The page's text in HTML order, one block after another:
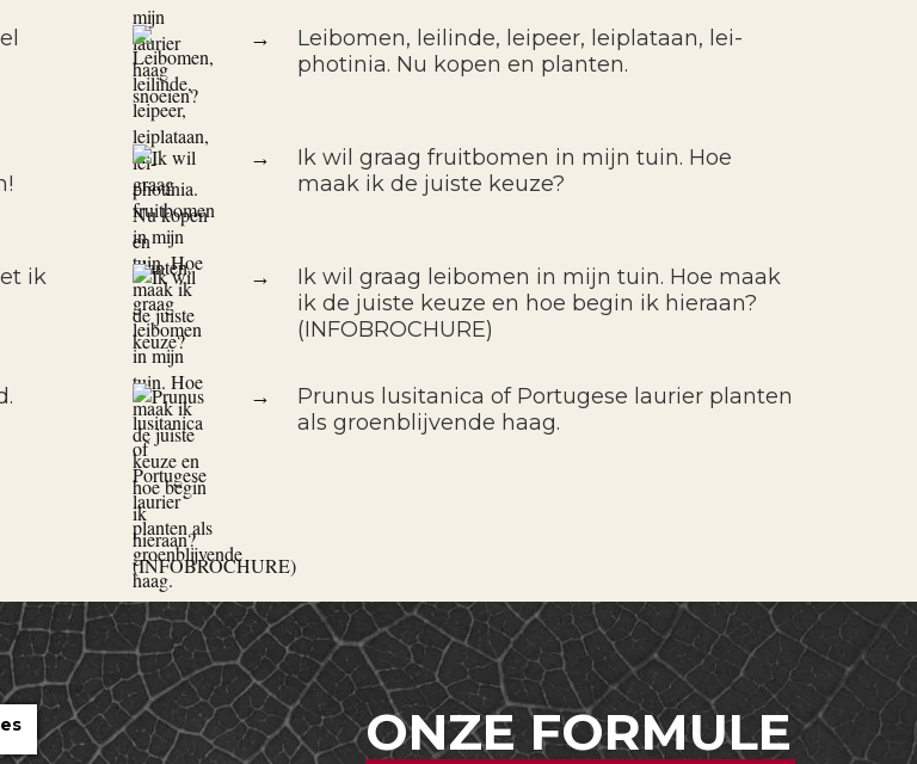
→
Leibomen, leilinde, leipeer, leiplataan, lei-
photinia. Nu kopen en planten.
→
Ik wil graag fruitbomen in mijn tuin. Hoe
maak ik de juiste keuze?
ik
→
Ik wil graag leibomen in mijn tuin. Hoe maak
ik de juiste keuze en hoe begin ik hieraan?
(INFOBROCHURE)
→
Prunus lusitanica of Portugese laurier planten
als groenblijvende haag.
ONZE FORMULE